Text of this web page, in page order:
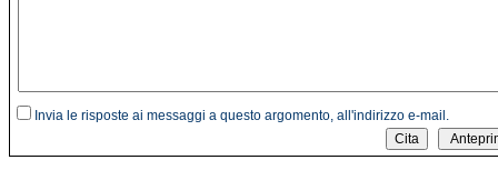
Invia le risposte ai messaggi a questo argomento, all'indirizzo e-mail.